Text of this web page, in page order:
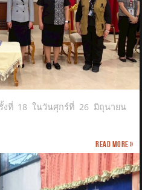
ที่ 18 ในวันศุกร์ที่ 26 มิถุนายน
Read more »